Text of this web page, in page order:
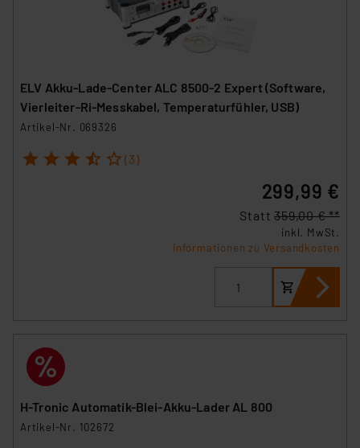
ELV Akku-Lade-Center ALC 8500-2 Expert (Software,
Vierleiter-Ri-Messkabel, Temperaturfühler, USB)
Artikel-Nr. 069326
1 2 3 4 5 (3)
299,99 €
Statt359,00 € **
inkl. MwSt.
Informationen zu Versandkosten
H-Tronic Automatik-Blei-Akku-Lader AL 800
Artikel-Nr. 102672